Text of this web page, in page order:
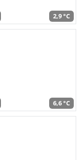
2,9 °C
6,6 °C